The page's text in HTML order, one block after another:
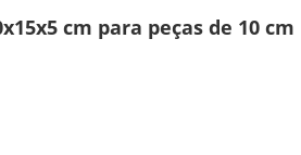
cm para peças de 10 cm